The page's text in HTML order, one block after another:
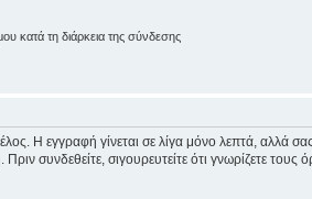
κατά τη διάρκεια της σύνδεσης
Η εγγραφή γίνεται σε λίγα μόνο λεπτά, αλλά
συνδεθείτε, σιγουρευτείτε ότι γνωρίζετε